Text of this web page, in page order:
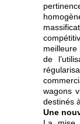
meilleure
de
wagons
destinés
Une